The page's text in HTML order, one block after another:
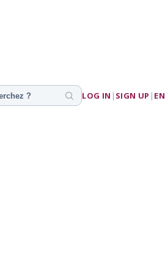
LOG IN | SIGN UP | EN